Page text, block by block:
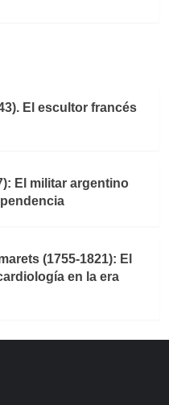
El escultor francés
El militar argentino
(1755-1821): El
en la era